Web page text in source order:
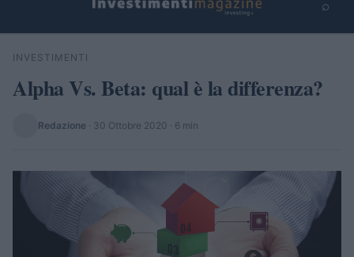
⌕
Cerca
INVESTIMENTI
Alpha Vs. Beta: qual è la differenza?
Redazione · 30 Ottobre 2020 · 6 min